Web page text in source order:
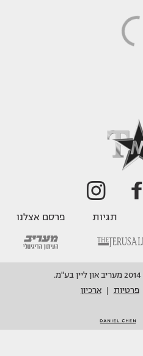
תגיות פרסם אצלנו
פרטיות ארכיון